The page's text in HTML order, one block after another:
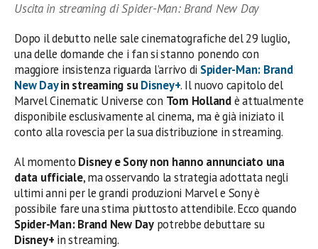
Uscita in streaming di Spider-Man: Brand New Day
Dopo il debutto nelle sale cinematografiche del 29 luglio,
una delle domande che i fan si stanno ponendo con
maggiore insistenza riguarda l’arrivo di Spider-Man: Brand
New Dayin streaming suDisney+. Il nuovo capitolo del
Marvel Cinematic Universe con Tom Hollandè attualmente
disponibile esclusivamente al cinema, ma è già iniziato il
conto alla rovescia per la sua distribuzione in streaming.
Al momento Disney e Sony non hanno annunciato una
data ufficiale, ma osservando la strategia adottata negli
ultimi anni per le grandi produzioni Marvel e Sony è
possibile fare una stima piuttosto attendibile. Ecco quando
Spider-Man: Brand New Daypotrebbe debuttare su
Disney+ in streaming.